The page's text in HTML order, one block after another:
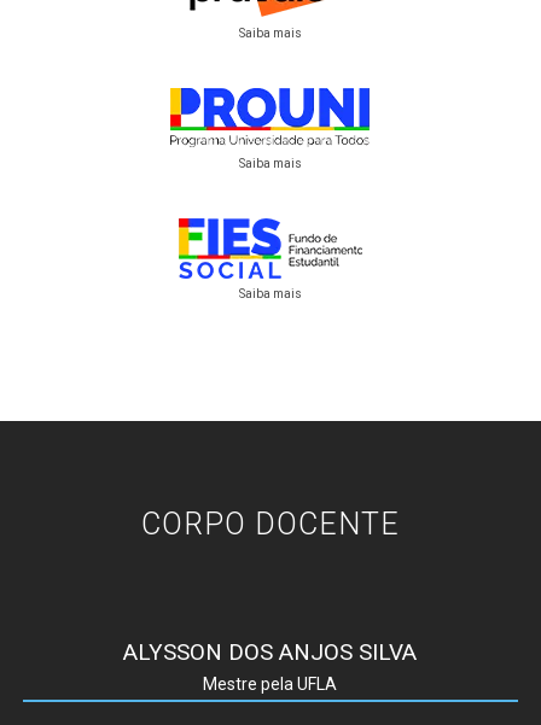
Saiba mais
Saiba mais
Saiba mais
CORPO DOCENTE
ALYSSON DOS ANJOS SILVA
Mestre pela UFLA